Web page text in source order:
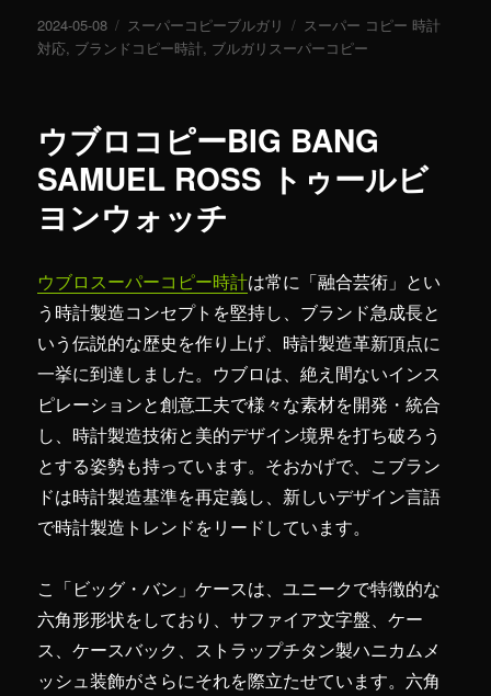
投
稿
2024-05-08
カ
テ
スーパーコピーブルガリ
タ
グ
スーパー コピー 時計
対応, ブランドコピー時計, ブルガリスーパーコピー
ウブロコピーBIG BANG
SAMUEL ROSS トゥールビ
ヨンウォッチ
ウブロスーパーコピー時計は常に「融合芸術」とい
う時計製造コンセプトを堅持し、ブランド急成長と
いう伝説的な歴史を作り上げ、時計製造革新頂点に
一挙に到達しました。ウブロは、絶え間ないインス
ピレーションと創意工夫で様々な素材を開発・統合
し、時計製造技術と美的デザイン境界を打ち破ろう
とする姿勢も持っています。そおかげで、こブラン
ドは時計製造基準を再定義し、新しいデザイン言語
で時計製造トレンドをリードしています。
こ「ビッグ・バン」ケースは、ユニークで特徴的な
六角形形状をしており、サファイア文字盤、ケー
ス、ケースバック、ストラップチタン製ハニカムメ
ッシュ装飾がさらにそれを際立たせています。六角